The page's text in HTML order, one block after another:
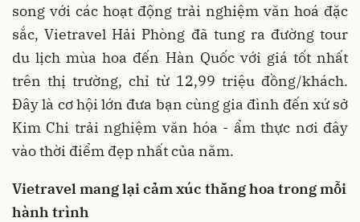
song với các hoạt động trải nghiệm văn hoá đặc
sắc, Vietravel Hải Phòng đã tung ra đường tour
du lịch mùa hoa đến Hàn Quốc với giá tốt nhất
trên thị trường, chỉ từ 12,99 triệu đồng/khách.
Đây là cơ hội lớn đưa bạn cùng gia đình đến xứ sở
Kim Chi trải nghiệm văn hóa - ẩm thực nơi đây
vào thời điểm đẹp nhất của năm.
Vietravel mang lại cảm xúc thăng hoa trong mỗi
hành trình